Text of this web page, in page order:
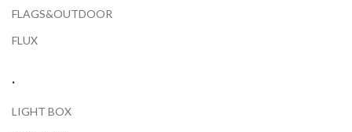
FLAGS&OUTDOOR
FLUX
.
LIGHT BOX